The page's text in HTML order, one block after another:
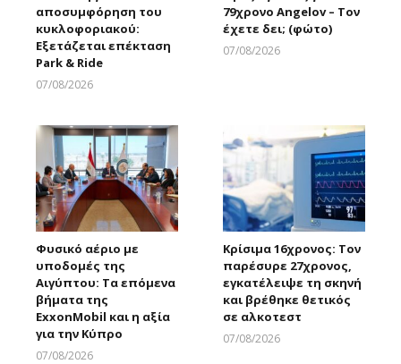
αποσυμφόρηση του
κυκλοφοριακού:
Εξετάζεται επέκταση
Park & Ride
07/08/2026
79χρονο Angelov – Τον
έχετε δει; (φώτο)
07/08/2026
Φυσικό αέριο με
υποδομές της
Αιγύπτου: Τα επόμενα
βήματα της
ExxonMobil και η αξία
για την Κύπρο
07/08/2026
Κρίσιμα 16χρονος: Τον
παρέσυρε 27χρονος,
εγκατέλειψε τη σκηνή
και βρέθηκε θετικός
σε αλκοτεστ
07/08/2026